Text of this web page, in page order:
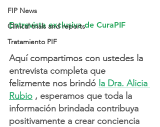
FIP News
Clinical trials and reports
Tratamiento PIF
Entrevista exclusiva de CuraPIF
Aquí compartimos con ustedes la
entrevista completa que
felizmente nos brindó la Dra. Alicia
Rubio , esperamos que toda la
información brindada contribuya
positivamente a crear conciencia